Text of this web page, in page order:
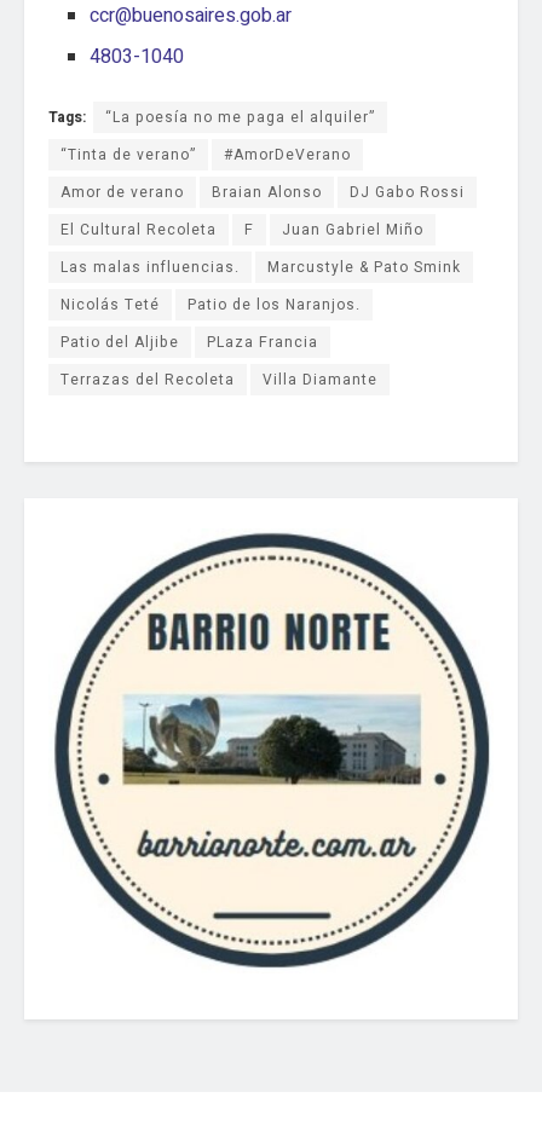
ccr@buenosaires.gob.ar
4803-1040
Tags:
“La poesía no me paga el alquiler”
“Tinta de verano”
#AmorDeVerano
Amor de verano
Braian Alonso
DJ Gabo Rossi
El Cultural Recoleta
F
Juan Gabriel Miño
Las malas influencias.
Marcustyle & Pato Smink
Nicolás Teté
Patio de los Naranjos.
Patio del Aljibe
PLaza Francia
Terrazas del Recoleta
Villa Diamante